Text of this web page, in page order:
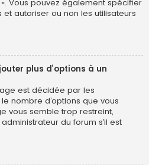
Vous pouvez également spécifier
autoriser ou non les utilisateurs
plus d’options à un
est décidée par les
nombre d’options que vous
vous semble trop restreint,
du forum s’il est